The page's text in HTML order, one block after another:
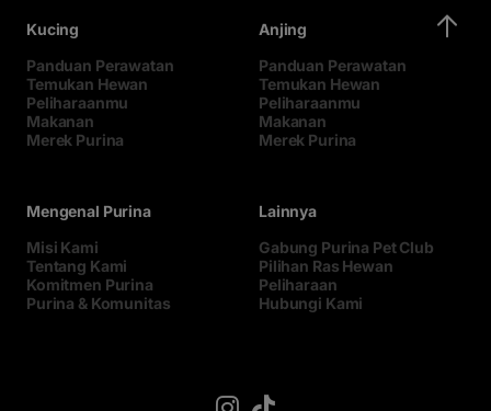
Kucing
Panduan Perawatan
Temukan Hewan
Peliharaanmu
Makanan
Merek Purina
Anjing
Panduan Perawatan
Temukan Hewan
Peliharaanmu
Makanan
Merek Purina
Mengenal Purina
Misi Kami
Tentang Kami
Komitmen Purina
Purina & Komunitas
Lainnya
Gabung Purina Pet Club
Pilihan Ras Hewan
Peliharaan
Hubungi Kami